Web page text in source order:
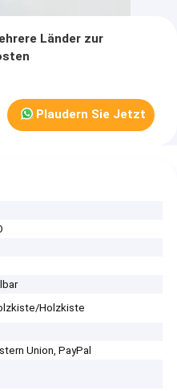
Länder zur
Plaudern Sie Jetzt
Holzkiste
Union, PayPal